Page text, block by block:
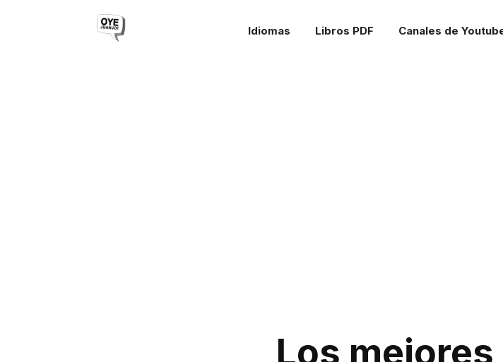
Idiomas Libros PDF Canales de
Los